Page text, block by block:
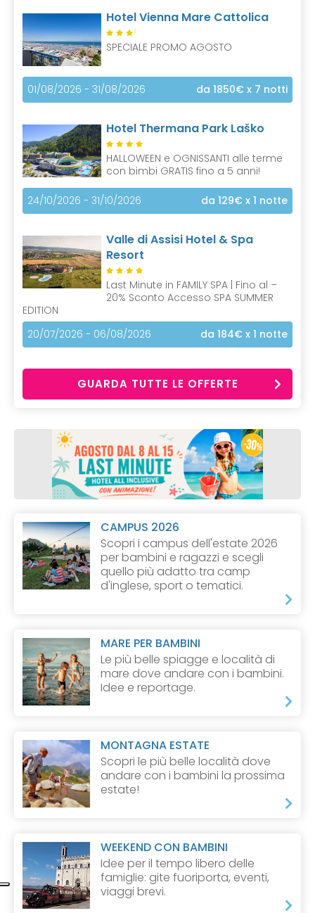
Hotel Vienna Mare Cattolica
S
SPECIALE PROMO AGOSTO
01/08/2026 - 31/08/2026 da 1850€ x 7 notti
Hotel Thermana Park Laško
HALLOWEEN e OGNISSANTI alle terme
con bimbi GRATIS fino a 5 anni!
24/10/2026 - 31/10/2026 da 129€ x 1 notte
Valle di Assisi Hotel & Spa
Resort
Last Minute in FAMILY SPA | Fino al –
20% Sconto Accesso SPA SUMMER
EDITION
20/07/2026 - 06/08/2026
da 184€ x 1 notte
GUARDA TUTTE LE OFFERTE
CAMPUS 2026
Scopri i campus dell'estate 2026
per bambini e ragazzi e scegli
quello più adatto tra camp
d'inglese, sport o tematici.
MARE PER BAMBINI
Le più belle spiagge e località di
mare dove andare con i bambini.
Idee e reportage.
MONTAGNA ESTATE
Scopri le più belle località dove
andare con i bambini la prossima
estate!
WEEKEND CON BAMBINI
Idee per il tempo libero delle
famiglie: gite fuoriporta, eventi,
viaggi brevi.